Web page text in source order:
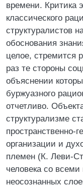
времени. Критика
классического
структуралистов
обоснования
целое, стремится
раз те стороны
объяснении
буржуазного
отчетливо.
структурализме
пространственно-
организации и
племен (К. Леви-
человека со
неосознанных